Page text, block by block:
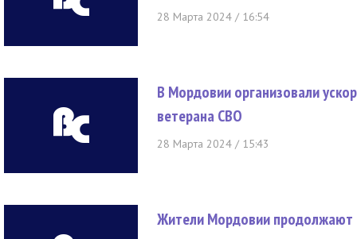
28 Марта 2024 / 16:54
В Мордовии организовали
ветерана СВО
28 Марта 2024 / 15:43
Жители Мордовии